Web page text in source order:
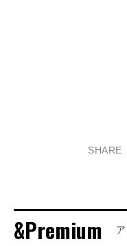
SHARE
&Premium